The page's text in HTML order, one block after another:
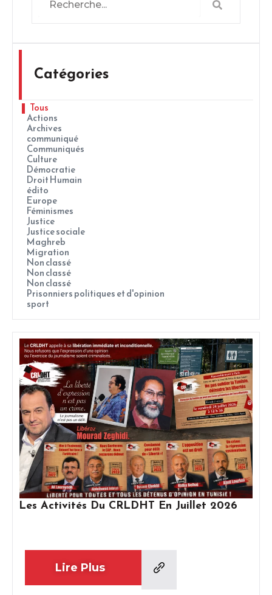
Catégories
Actions
Archives
communiqué
Communiqués
Culture
Démocratie
Droit Humain
édito
Europe
Féminismes
Justice
Justice sociale
Maghreb
Migration
Non classé
Non classé
Non classé
Prisonniers politiques et d'opinion
sport
Tous
Les Activités Du CRLDHT En Juillet 2026
Lire Plus
PagePagePage Page